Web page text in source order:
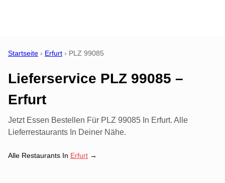
Startseite › Erfurt › PLZ 99085
Lieferservice PLZ 99085 –
Erfurt
Jetzt Essen Bestellen Für PLZ 99085 In Erfurt. Alle
Lieferrestaurants In Deiner Nähe.
Alle Restaurants In Erfurt →